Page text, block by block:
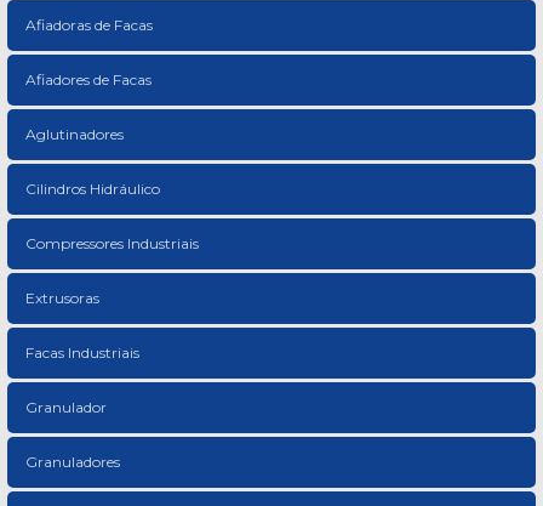
Afiadoras de Facas
Afiadores de Facas
Aglutinadores
Cilindros Hidráulico
Compressores Industriais
Extrusoras
Facas Industriais
Granulador
Granuladores